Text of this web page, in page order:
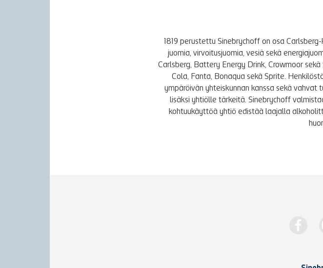
1819 perustettu Sinebrychoff on osa
juomia, virvoitusjuomia, vesiä sekä
Carlsberg, Battery Energy Drink, Crowmoor
Cola, Fanta, Bonaqua sekä Sprite.
ympäröivän yhteiskunnan kanssa sekä
lisäksi yhtiölle tärkeitä. Sinebrychoff
kohtuukäyttöä yhtiö edistää laajalla